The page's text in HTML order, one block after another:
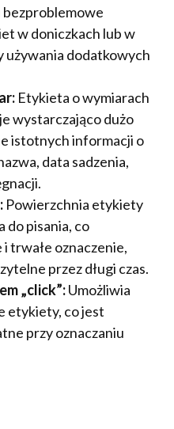
bezproblemowe
w doniczkach lub w
używania dodatkowych
Etykieta o wymiarach
wystarczająco dużo
istotnych informacji o
data sadzenia,
Powierzchnia etykiety
do pisania, co
trwałe oznaczenie,
przez długi czas.
„click”:Umożliwia
etykiety, co jest
przy oznaczaniu